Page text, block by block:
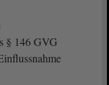
§ 146 GVG